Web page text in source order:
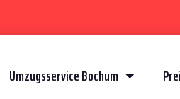
Umzugsservice Bochum